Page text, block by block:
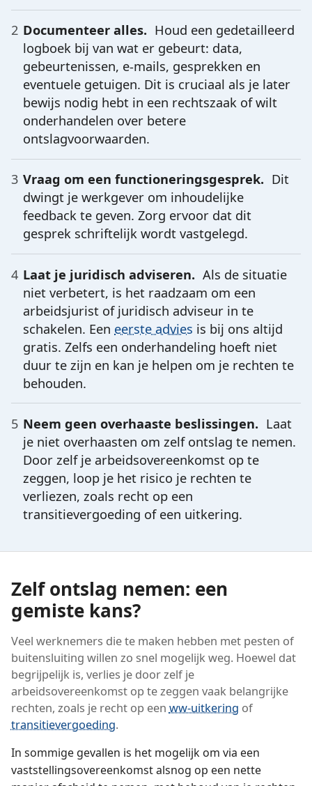
Documenteer alles. Houd een gedetailleerd
logboek bij van wat er gebeurt: data,
gebeurtenissen, e-mails, gesprekken en
eventuele getuigen. Dit is cruciaal als je later
bewijs nodig hebt in een rechtszaak of wilt
onderhandelen over betere
ontslagvoorwaarden.
Vraag om een functioneringsgesprek. Dit
dwingt je werkgever om inhoudelijke
feedback te geven. Zorg ervoor dat dit
gesprek schriftelijk wordt vastgelegd.
Laat je juridisch adviseren. Als de situatie
niet verbetert, is het raadzaam om een
arbeidsjurist of juridisch adviseur in te
schakelen. Een eerste advies is bij ons altijd
gratis. Zelfs een onderhandeling hoeft niet
duur te zijn en kan je helpen om je rechten te
behouden.
Neem geen overhaaste beslissingen. Laat
je niet overhaasten om zelf ontslag te nemen.
Door zelf je arbeidsovereenkomst op te
zeggen, loop je het risico je rechten te
verliezen, zoals recht op een
transitievergoeding of een uitkering.
Zelf ontslag nemen: een
gemiste kans?
Veel werknemers die te maken hebben met pesten of
buitensluiting willen zo snel mogelijk weg. Hoewel dat
begrijpelijk is, verlies je door zelf je
arbeidsovereenkomst op te zeggen vaak belangrijke
rechten, zoals je recht op een ww-uitkering of
transitievergoeding.
In sommige gevallen is het mogelijk om via een
vaststellings­overeenkomst alsnog op een nette